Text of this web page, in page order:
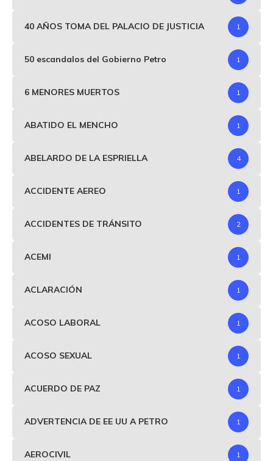
40 AÑOS TOMA DEL PALACIO DE JUSTICIA 1
50 escandalos del Gobierno Petro 1
6 MENORES MUERTOS 1
ABATIDO EL MENCHO 1
ABELARDO DE LA ESPRIELLA 4
ACCIDENTE AEREO 1
ACCIDENTES DE TRÁNSITO 2
ACEMI 1
ACLARACIÓN 1
ACOSO LABORAL 1
ACOSO SEXUAL 1
ACUERDO DE PAZ 1
ADVERTENCIA DE EE UU A PETRO 1
AEROCIVIL 1